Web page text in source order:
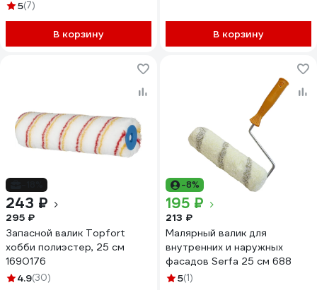
5(7)
В корзину В корзину
243 ₽
295 ₽
Запасной валик Topfort
хобби полиэстер, 25 см
1690176
4.9(30)
-8%
195 ₽
213 ₽
Малярный валик для
внутренних и наружных
фасадов Serfa 25 см 688
5(1)